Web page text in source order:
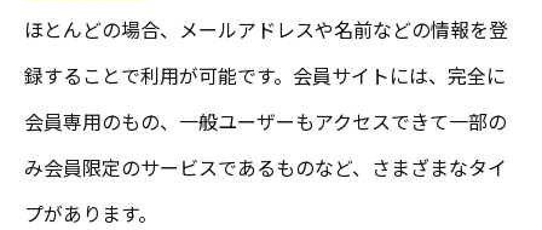
ほとんどの場合、メールアドレスや名前などの情報を登
録することで利用が可能です。会員サイトには、完全に
会員専用のもの、一般ユーザーもアクセスできて一部の
み会員限定のサービスであるものなど、さまざまなタイ
プがあります。